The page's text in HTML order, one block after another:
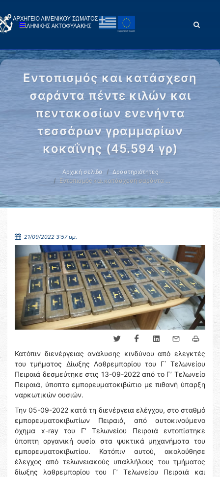
Εντοπισμός και κατάσχεση
σαράντα πέντε κιλών και
πεντακοσίων ενενήντα
τεσσάρων γραμμαρίων
κοκαΐνης (45.594 γρ)
Αρχική σελίδα
Δραστηριότητες
Εντοπισμός και κατάσχεση σαράντα …
21/09/2022 3:57 μμ.
Κατόπιν διενέργειας ανάλυσης κινδύνου από ελεγκτές
του τμήματος Δίωξης Λαθρεμπορίου του Γ΄ Τελωνείου
Πειραιά δεσμεύτηκε στις 13-09-2022 από το Γ’ Τελωνείο
Πειραιά, ύποπτο εμπορευματοκιβώτιο με πιθανή ύπαρξη
ναρκωτικών ουσιών.
Την 05-09-2022 κατά τη διενέργεια ελέγχου, στο σταθμό
εμπορευματοκιβωτίων Πειραιά, από αυτοκινούμενο
όχημα x-ray του Γ’ Τελωνείου Πειραιά εντοπίστηκε
ύποπτη οργανική ουσία στα ψυκτικά μηχανήματα του
εμπορευματοκιβωτίου. Κατόπιν αυτού, ακολούθησε
έλεγχος από τελωνειακούς υπαλλήλους του τμήματος
δίωξης λαθρεμπορίου του Γ’ Τελωνείου Πειραιά και